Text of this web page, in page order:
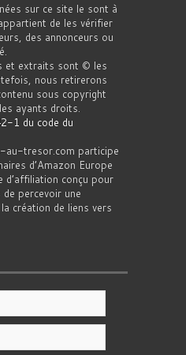
sur ce site le sont à
de les vérifier
des annonceurs ou
et extraits sont © les
nous retirerons
sous copyright
ayants droits.
1 du code du
au-tresor.com participe
d’Amazon Europe
d’affiliation conçu pour
percevoir une
création de liens vers